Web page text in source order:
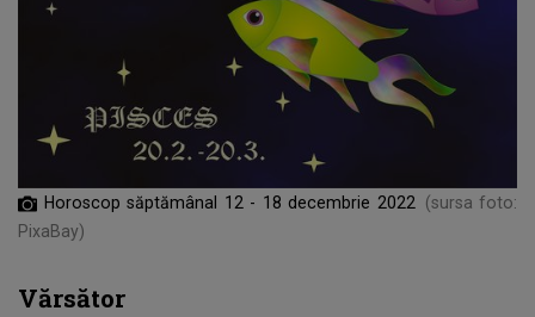
Horoscop săptămânal 12 - 18 decembrie 2022 (sursa foto:
PixaBay)
Vărsător